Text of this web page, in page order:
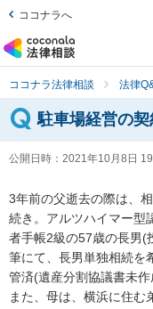
ココナラへ
ココナラ法律相談 法律
駐車場経営の
公開日時： 2021年10月8日
3年前の父逝去の際は、
続き。アルツハイマー型
者手帳2級の57歳の長男(
筆にて、長男単独相続を
管済(遺産分割協議書未作
また、母は、横浜に住む